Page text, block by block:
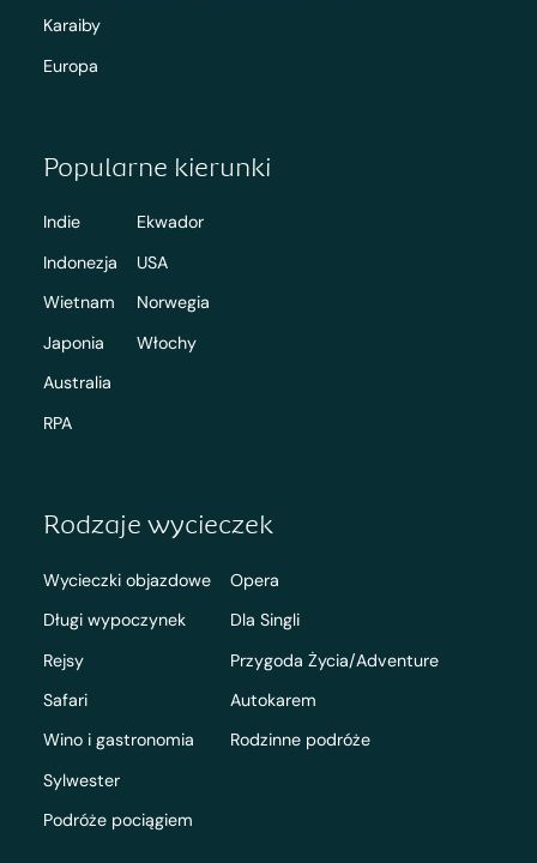
Karaiby
Europa
Popularne kierunki
Indie
Indonezja
Wietnam
Japonia
Australia
RPA
Ekwador
USA
Norwegia
Włochy
Rodzaje wycieczek
Wycieczki objazdowe
Długi wypoczynek
Rejsy
Safari
Wino i gastronomia
Sylwester
Podróże pociągiem
Opera
Dla Singli
Przygoda Życia/Adventure
Autokarem
Rodzinne podróże